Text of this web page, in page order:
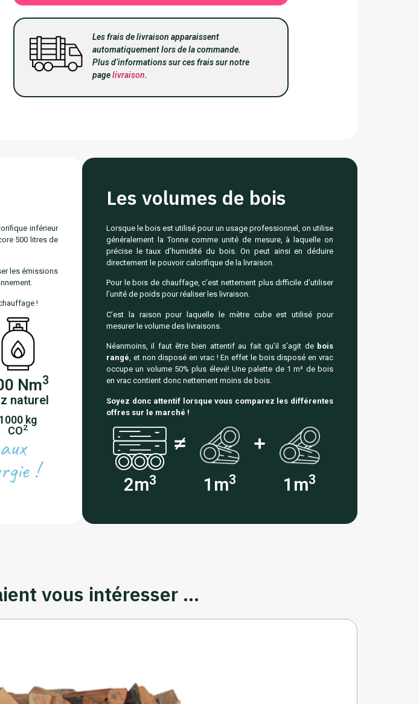
Les frais de livraison apparaissent
automatiquement lors de la commande.
Plus d’informations sur ces frais sur notre
pagelivraison.
inférieur
500 litres de
les émissions
!
Nm3
naturel
1000 kg
CO2
!
Les volumes de bois
Lorsque le bois est utilisé pour un usage professionnel, on utilise
généralement la Tonne comme unité de mesure, à laquelle on
précise le taux d’humidité du bois. On peut ainsi en déduire
directement le pouvoir calorifique de la livraison.
Pour le bois de chauffage, c’est nettement plus difficile d’utiliser
l’unité de poids pour réaliser les livraison.
C’est la raison pour laquelle le mètre cube est utilisé pour
mesurer le volume des livraisons.
Néanmoins, il faut être bien attentif au fait qu’il s’agit de bois
rangé, et non disposé en vrac ! En effet le bois disposé en vrac
occupe un volume 50% plus élevé! Une palette de 1 m³ de bois
en vrac contient donc nettement moins de bois.
Soyez donc attentif lorsque vous comparez les différentes
offres sur le marché !
2m3 1m3 1m3
vous intéresser ...